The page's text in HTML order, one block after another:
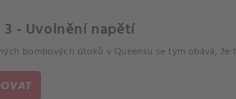
3 - Uvolnění napětí
bombových útoků v Queensu se tým obává, že